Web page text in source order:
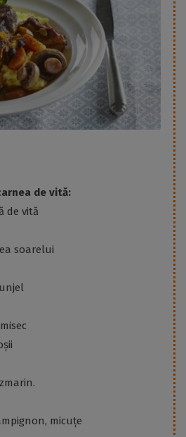
de vită:
de vită
soarelui
micuțe